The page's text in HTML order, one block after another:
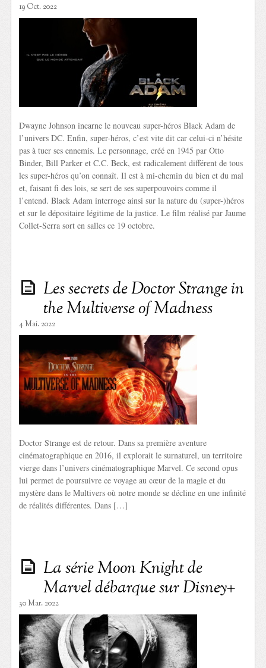
19 Oct. 2022
Dwayne Johnson incarne le nouveau super-héros Black Adam de
l’univers DC. Enfin, super-héros, c’est vite dit car celui-ci n’hésite
pas à tuer ses ennemis. Le personnage, créé en 1945 par Otto
Binder, Bill Parker et C.C. Beck, est radicalement différent de tous
les super-héros qu’on connaît. Il est à mi-chemin du bien et du mal
et, faisant fi des lois, se sert de ses superpouvoirs comme il
l’entend. Black Adam interroge ainsi sur la nature du (super-)héros
et sur le dépositaire légitime de la justice. Le film réalisé par Jaume
Collet-Serra sort en salles ce 19 octobre.
Les secrets de Doctor Strange in
the Multiverse of Madness
4 Mai. 2022
Doctor Strange est de retour. Dans sa première aventure
cinématographique en 2016, il explorait le surnaturel, un territoire
vierge dans l’univers cinématographique Marvel. Ce second opus
lui permet de poursuivre ce voyage au cœur de la magie et du
mystère dans le Multivers où notre monde se décline en une infinité
de réalités différentes. Dans […]
La série Moon Knight de
Marvel débarque sur Disney+
30 Mar. 2022